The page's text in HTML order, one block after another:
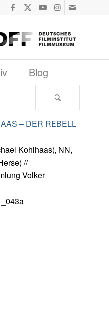
Blog
– DER REBELL
Kohlhaas), NN,
//
Volker